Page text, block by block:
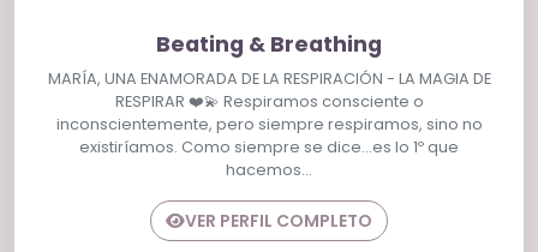
Beating & Breathing
MARÍA, UNA ENAMORADA DE LA RESPIRACIÓN - LA MAGIA DE
RESPIRAR ❤️💫 Respiramos consciente o
inconscientemente, pero siempre respiramos, sino no
existiríamos. Como siempre se dice…es lo 1º que
hacemos…
VER PERFIL COMPLETO